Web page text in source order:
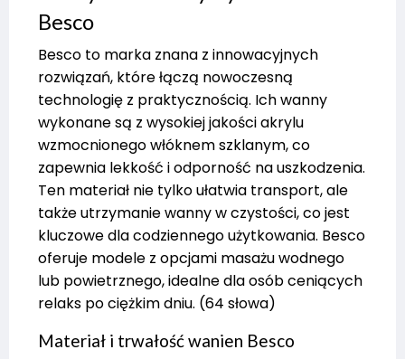
Besco
Besco to marka znana z innowacyjnych
rozwiązań, które łączą nowoczesną
technologię z praktycznością. Ich wanny
wykonane są z wysokiej jakości akrylu
wzmocnionego włóknem szklanym, co
zapewnia lekkość i odporność na uszkodzenia.
Ten materiał nie tylko ułatwia transport, ale
także utrzymanie wanny w czystości, co jest
kluczowe dla codziennego użytkowania. Besco
oferuje modele z opcjami masażu wodnego
lub powietrznego, idealne dla osób ceniących
relaks po ciężkim dniu. (64 słowa)
Materiał i trwałość wanien Besco